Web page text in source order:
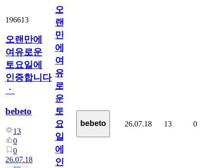
196613
오랜만에
여유로운
토요일에
인증합니다
ㆍ
bebeto
13
0
0
26.07.18
오
랜
만
에
여
유
로
운
토
요
일
에
인
bebeto 26.07.18 13 0